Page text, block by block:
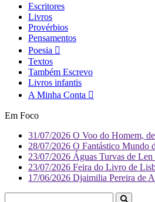
Escritores
Livros
Provérbios
Pensamentos
Poesia
Textos
Também Escrevo
Livros infantis
A Minha Conta
Em Foco
31/07/2026 O Voo do Homem,
28/07/2026 O Fantástico Mundo
23/07/2026 Águas Turvas de
23/07/2026 Feira do Livro de
17/06/2026 Djaimilia Pereira de